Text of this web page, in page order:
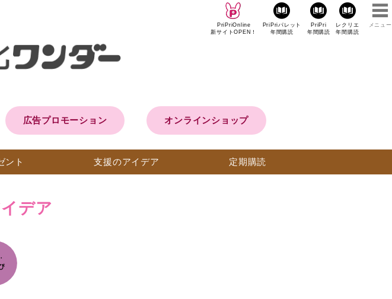
PriPriOnline
新サイトOPEN！
PriPriパレット
年間購読
PriPri
年間購読
レクリエ
年間購読
メニュー
広告プロモーション オンラインショップ
ント 支援のアイデア 定期購読
デア